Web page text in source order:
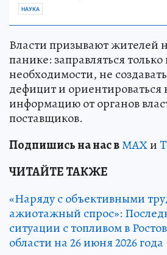
НАУКА
Власти призывают жителей
панике: заправляться
необходимости, не
дефицит и
информацию от органов
поставщиков.
Подпишись на нас вМАХи
ЧИТАЙТЕ ТАКЖЕ
«Наряду с объективными
ажиотажный спрос»:
ситуации с топливом в
области на 26 июня 2026 года